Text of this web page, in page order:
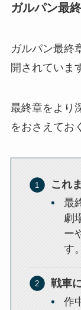
ガルパン最
ガルパン最終
開されていま
最終章をより
をおさえてお
これ
最
劇
ー
す。
戦車
作